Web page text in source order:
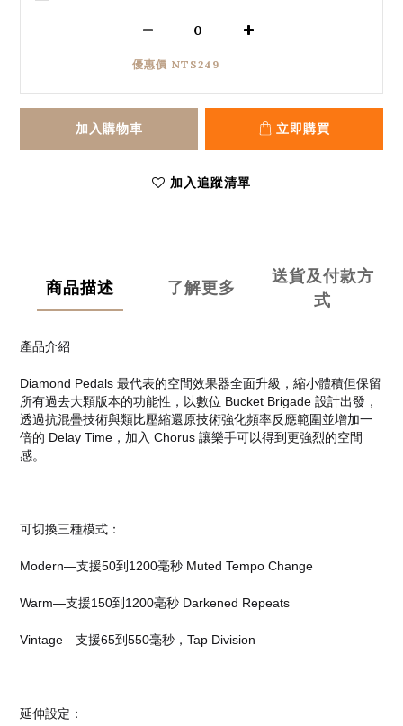
優惠價 NT$249
加入購物車 立即購買
加入追蹤清單
商品描述 了解更多
送貨及付款方
式
產品介紹
Diamond Pedals 最代表的空間效果器全面升級，縮小體積但保留
所有過去大顆版本的功能性，以數位 Bucket Brigade 設計出發，
透過抗混疊技術與類比壓縮還原技術強化頻率反應範圍並增加一
倍的 Delay Time，加入 Chorus 讓樂手可以得到更強烈的空間
感。
可切換三種模式：
Modern—支援50到1200毫秒 Muted Tempo Change
Warm—支援150到1200毫秒 Darkened Repeats
Vintage—支援65到550毫秒，Tap Division
延伸設定：